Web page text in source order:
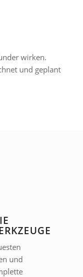
wirken.
und geplant
und